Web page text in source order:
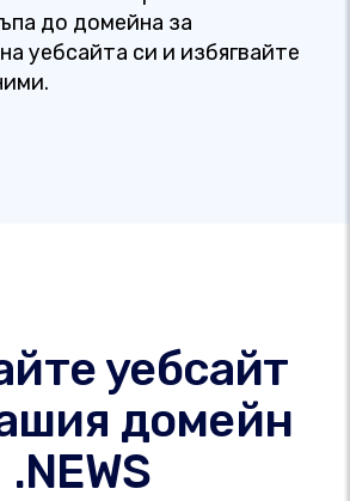
до домейна за
уебсайта си и избягвайте
уебсайт
домейн
.NEWS